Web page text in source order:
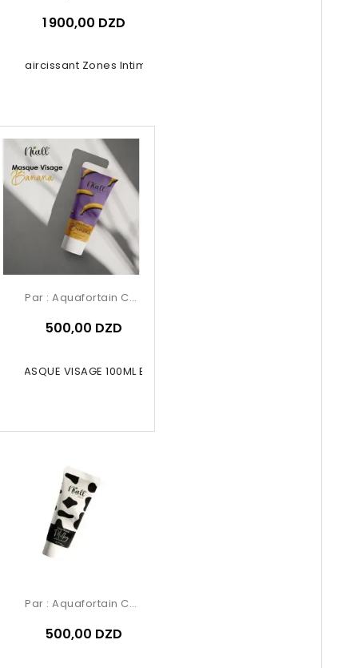
Éclaircissant Zones Intimes –...
1 900,00 DZD
MASQUE VISAGE 100ML Banane
Par : Aquafortain Cosmetics
500,00 DZD
Par : Aquafortain Cosmetics
500,00 DZD